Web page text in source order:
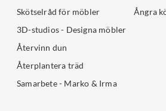
Skötselråd för möbler
3D-studios - Designa möbler
Återvinn dun
Återplantera träd
Samarbete - Marko & Irma
Ångra